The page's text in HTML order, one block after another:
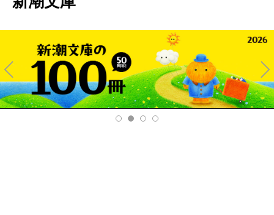
Pre
v
Ne
xt